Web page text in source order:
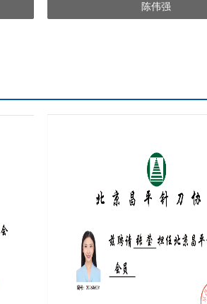
陈伟强